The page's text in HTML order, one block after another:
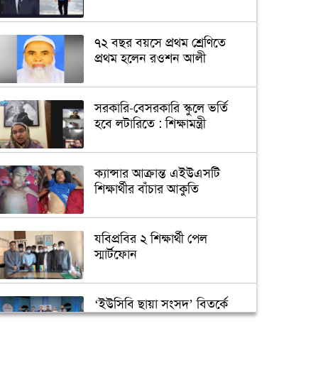
৭২ বছর বয়সে প্রথম শ্রেণিতে
প্রথম হলেন রওশন আলী
সরকারি-বেসরকারি স্কুলে ভর্তি
হবে লটারিতে : শিক্ষামন্ত্রী
ক্যান্সার আক্রান্ত এইউএসটি
শিক্ষার্থীর বাঁচার আকুতি
যবিপ্রবির ২ শিক্ষার্থী পেল
স্মার্টফোন
‘ইউসিবি ছায়া সংসদ’ বিতর্কে
চ্যাম্পিয়ন ডিআইইউ